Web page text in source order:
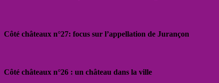
Côté châteaux n°27: focus sur l’appellation de Jurançon
Côté châteaux n°26 : un château dans la ville